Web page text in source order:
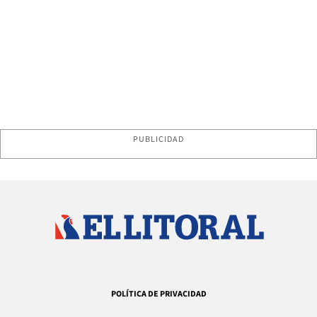
PUBLICIDAD
POLÍTICA DE PRIVACIDAD